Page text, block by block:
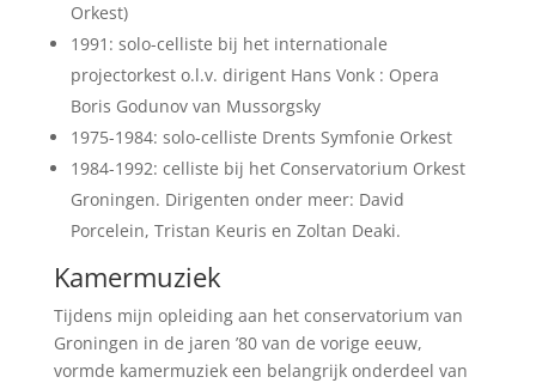
Orkest)
1991: solo-celliste bij het internationale
projectorkest o.l.v. dirigent Hans Vonk : Opera
Boris Godunov van Mussorgsky
1975-1984: solo-celliste Drents Symfonie Orkest
1984-1992: celliste bij het Conservatorium Orkest
Groningen. Dirigenten onder meer: David
Porcelein, Tristan Keuris en Zoltan Deaki.
Kamermuziek
Tijdens mijn opleiding aan het conservatorium van
Groningen in de jaren ’80 van de vorige eeuw,
vormde kamermuziek een belangrijk onderdeel van